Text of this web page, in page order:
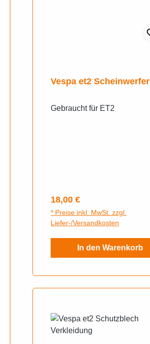
Vespa et2 Scheinwerfer
Gebraucht für ET2
Regulärer Preis:
18,00 €
* Preise inkl. MwSt. zzgl.
Liefer-/Versandkosten
In den Warenkorb